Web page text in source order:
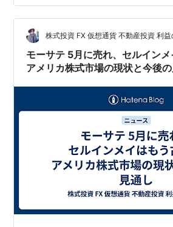
（January Effect）1月効果とは、新
昇しやすいという傾向です。特に、
上昇しやすいとされています。年末の
了し、新しい資金が市場に流入する
株式投資 FX 仮想通貨 不動産投資 利益
モーサテ 5月に売れ、セルインメイはもう古い？
アメリカ株式市場の現状と今後